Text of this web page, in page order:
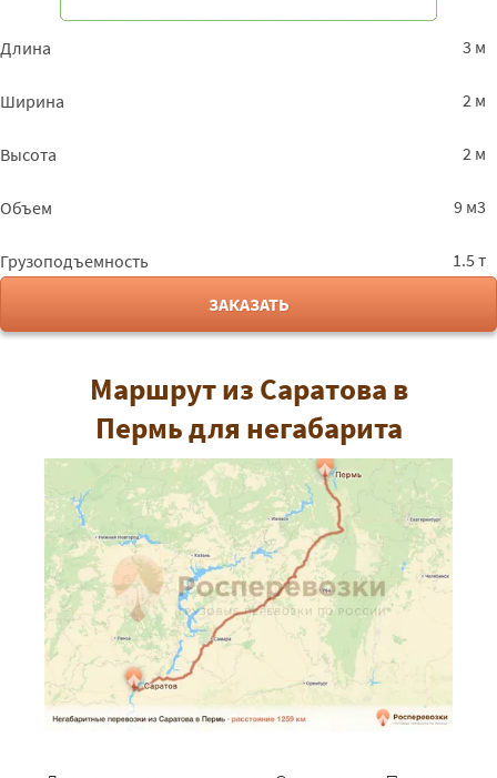
Длина 3 м
Ширина 2 м
Высота 2 м
Объем 9 м3
Грузоподъемность
1.5 т
ЗАКАЗАТЬ
Маршрут из Саратова в
Пермь для негабарита